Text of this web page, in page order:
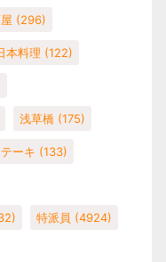
(296)
本料理 (122)
浅草橋 (175)
ーキ (133)
特派員 (4924)